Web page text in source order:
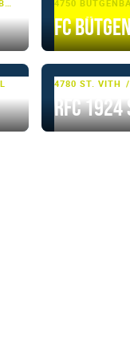
BALLSPORT, FUSSBALL 4750
FC
4780 ST. VITH
RFC